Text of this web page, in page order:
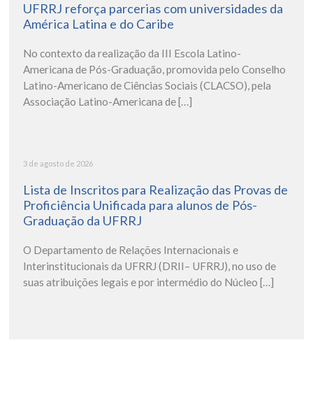
UFRRJ reforça parcerias com universidades da
América Latina e do Caribe
No contexto da realização da III Escola Latino-
Americana de Pós-Graduação, promovida pelo Conselho
Latino-Americano de Ciências Sociais (CLACSO), pela
Associação Latino-Americana de […]
3 de agosto de 2026
Lista de Inscritos para Realização das Provas de
Proficiência Unificada para alunos de Pós-
Graduação da UFRRJ
O Departamento de Relações Internacionais e
Interinstitucionais da UFRRJ (DRII– UFRRJ), no uso de
suas atribuições legais e por intermédio do Núcleo […]